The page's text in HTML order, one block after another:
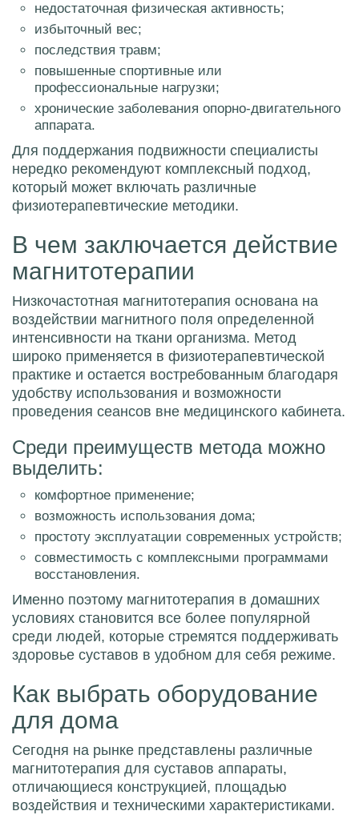
недостаточная физическая активность;
избыточный вес;
последствия травм;
повышенные спортивные или
профессиональные нагрузки;
хронические заболевания опорно-двигательного
аппарата.
Для поддержания подвижности специалисты
нередко рекомендуют комплексный подход,
который может включать различные
физиотерапевтические методики.
В чем заключается действие
магнитотерапии
Низкочастотная магнитотерапия основана на
воздействии магнитного поля определенной
интенсивности на ткани организма. Метод
широко применяется в физиотерапевтической
практике и остается востребованным благодаря
удобству использования и возможности
проведения сеансов вне медицинского кабинета.
Среди преимуществ метода можно
выделить:
комфортное применение;
возможность использования дома;
простоту эксплуатации современных устройств;
совместимость с комплексными программами
восстановления.
Именно поэтому магнитотерапия в домашних
условиях становится все более популярной
среди людей, которые стремятся поддерживать
здоровье суставов в удобном для себя режиме.
Как выбрать оборудование
для дома
Сегодня на рынке представлены различные
магнитотерапия для суставов аппараты,
отличающиеся конструкцией, площадью
воздействия и техническими характеристиками.